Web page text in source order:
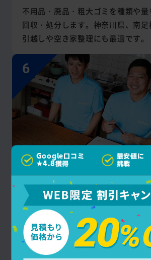
不用品・廃品・粗大ゴミを種類や量
回収・処分します。神奈川県、南足
引越しや空き家整理にも最適です。
見積もり後の
追加料金なし
余分な費用はかかりません！見積も
の追加料金が一切発生しないので
お任せいただけます。
Google口コミ
★4.8獲得
最安値に
挑戦